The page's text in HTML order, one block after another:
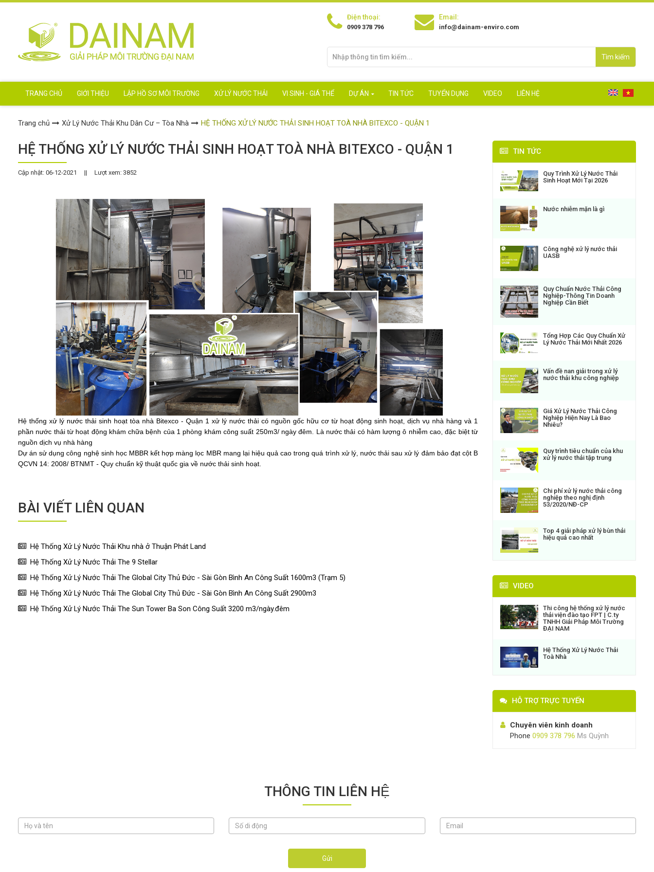
Điện thoại:
0909 378 796
Email:
info@dainam-enviro.com
Tìm kiếm
TRANG CHỦ GIỚI THIỆU LẬP HỒ SƠ MÔI TRƯỜNG XỬ LÝ NƯỚC THẢI VI SINH - GIÁ THỂ DỰ ÁN TIN TỨC TUYỂN DỤNG VIDEO LIÊN HỆ
Trang chủ Xử Lý Nước Thải Khu Dân Cư – Tòa Nhà HỆ THỐNG XỬ LÝ NƯỚC THẢI SINH HOẠT TOÀ NHÀ BITEXCO - QUẬN 1
HỆ THỐNG XỬ LÝ NƯỚC THẢI SINH HOẠT TOÀ NHÀ BITEXCO - QUẬN 1
Cập nhật: 06-12-2021 || Lượt xem: 3852
Hệ thống xử lý nước thải sinh hoạt tòa nhà Bitexco - Quận 1 xử lý nước thải có nguồn gốc hữu cơ từ hoạt động sinh hoạt, dịch vụ nhà hàng và 1
phần nước thải từ hoạt động khám chữa bệnh của 1 phòng khám công suất 250m3/ ngày đêm. Là nước thải có hàm lượng ô nhiễm cao, đặc biệt từ
nguồn dịch vụ nhà hàng
Dự án sử dụng công nghệ sinh học MBBR kết hợp màng lọc MBR mang lại hiệu quả cao trong quá trình xử lý, nước thải sau xử lý đảm bảo đạt cột B
QCVN 14: 2008/ BTNMT - Quy chuẩn kỹ thuật quốc gia về nước thải sinh hoạt.
BÀI VIẾT LIÊN QUAN
Hệ Thống Xử Lý Nước Thải Khu nhà ở Thuận Phát Land
Hệ Thống Xử Lý Nước Thải The 9 Stellar
Hệ Thống Xử Lý Nước Thải The Global City Thủ Đức - Sài Gòn Bình An Công Suất 1600m3 (Trạm 5)
Hệ Thống Xử Lý Nước Thải The Global City Thủ Đức - Sài Gòn Bình An Công Suất 2900m3
Hệ Thống Xử Lý Nước Thải The Sun Tower Ba Son Công Suất 3200 m3/ngày.đêm
TIN TỨC
Quy Trình Xử Lý Nước Thải
Sinh Hoạt Mới Tại 2026
Nước nhiễm mặn là gì
Công nghệ xử lý nước thải
UASB
Quy Chuẩn Nước Thải Công
Nghiệp-Thông Tin Doanh
Nghiệp Cần Biết
Tổng Hợp Các Quy Chuẩn Xử
Lý Nước Thải Mới Nhất 2026
Vấn đề nan giải trong xử lý
nước thải khu công nghiệp
Giá Xử Lý Nước Thải Công
Nghiệp Hiện Nay Là Bao
Nhiêu?
Quy trình tiêu chuẩn của khu
xử lý nước thải tập trung
Chi phí xử lý nước thải công
nghiệp theo nghị định
53/2020/NĐ-CP
Top 4 giải pháp xử lý bùn thải
hiệu quả cao nhất
VIDEO
Thi công hệ thống xử lý nước
thải viện đào tạo FPT | C.ty
TNHH Giải Pháp Môi Trường
ĐẠI NAM
Hệ Thống Xử Lý Nước Thải
Toà Nhà
HỖ TRỢ TRỰC TUYẾN
Chuyên viên kinh doanh
Phone 0909 378 796 Ms Quỳnh
THÔNG TIN LIÊN HỆ
Gửi